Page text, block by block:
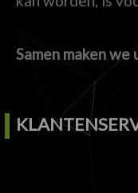
Samen maken